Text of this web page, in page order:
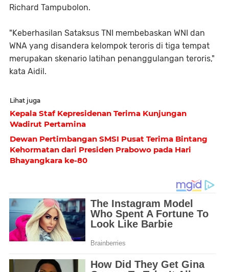
Richard Tampubolon.
"Keberhasilan Sataksus TNI membebaskan WNI dan
WNA yang disandera kelompok teroris di tiga tempat
merupakan skenario latihan penanggulangan teroris,"
kata Aidil.
Lihat juga
Kepala Staf Kepresidenan Terima Kunjungan
Wadirut Pertamina
Dewan Pertimbangan SMSI Pusat Terima Bintang
Kehormatan dari Presiden Prabowo pada Hari
Bhayangkara ke-80